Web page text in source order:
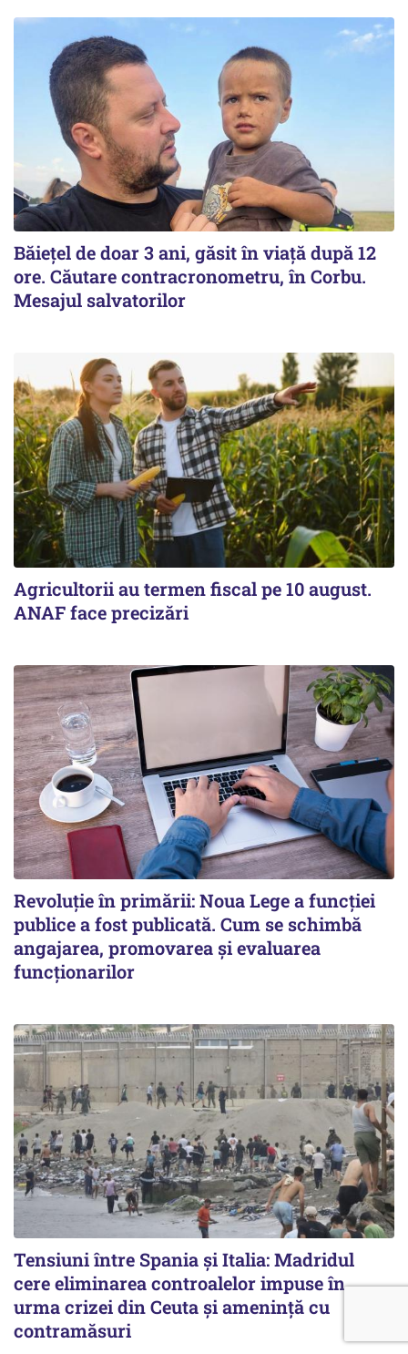
Băiețel de doar 3 ani, găsit în viață după 12
ore. Căutare contracronometru, în Corbu.
Mesajul salvatorilor
Agricultorii au termen fiscal pe 10 august.
ANAF face precizări
Revoluție în primării: Noua Lege a funcției
publice a fost publicată. Cum se schimbă
angajarea, promovarea și evaluarea
funcționarilor
Tensiuni între Spania și Italia: Madridul
cere eliminarea controalelor impuse în
urma crizei din Ceuta și amenință cu
contramăsuri